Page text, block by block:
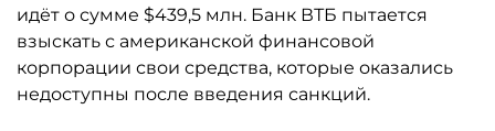
идёт о сумме $439,5 млн. Банк ВТБ пытается
взыскать с американской финансовой
корпорации свои средства, которые оказались
недоступны после введения санкций.